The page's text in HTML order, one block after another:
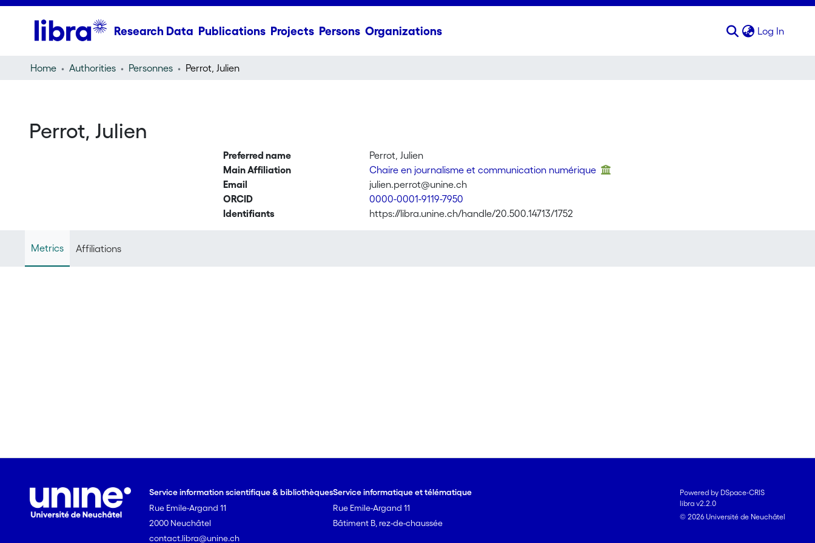
Research Data Publications Projects Persons Organizations Log In
Home Authorities Personnes Perrot, Julien
Perrot, Julien
Preferred name
Perrot, Julien
Main Affiliation
Chaire en journalisme et communication numérique
Email
julien.perrot@unine.ch
ORCID
0000-0001-9119-7950
Identifiants
https://libra.unine.ch/handle/20.500.14713/1752
Metrics Affiliations
Service information scientifique & bibliothèques
Rue Emile-Argand 11
2000 Neuchâtel
contact.libra@unine.ch
Service informatique et télématique
Rue Emile-Argand 11
Bâtiment B, rez-de-chaussée
Powered by DSpace-CRIS
libra v2.2.0
© 2026 Université de Neuchâtel